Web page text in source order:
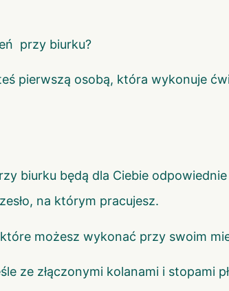
przy biurku?
pierwszą osobą, która wykonuje
biurku będą dla Ciebie
na którym pracujesz.
możesz wykonać przy swoim
ze złączonymi kolanami i stopami